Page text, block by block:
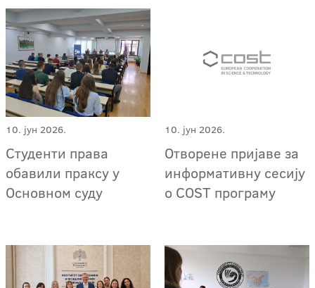
10. јун 2026.
Студенти права
обавили праксу у
Основном суду
10. јун 2026.
Отворене пријаве за
информативну сесију
о COST програму